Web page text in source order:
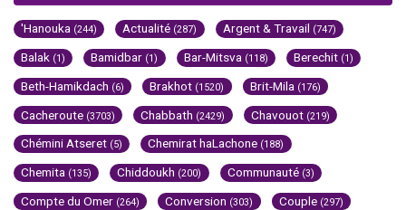
'Hanouka (244) Actualité (287) Argent & Travail (747)
Balak (1) Bamidbar (1) Bar-Mitsva (118) Berechit (1)
Beth-Hamikdach (6) Brakhot (1520) Brit-Mila (176)
Cacheroute (3703) Chabbath (2429) Chavouot (219)
Chémini Atseret (5) Chemirat haLachone (188)
Chemita (135) Chiddoukh (200) Communauté (3)
Compte du Omer (264) Conversion (303) Couple (297)